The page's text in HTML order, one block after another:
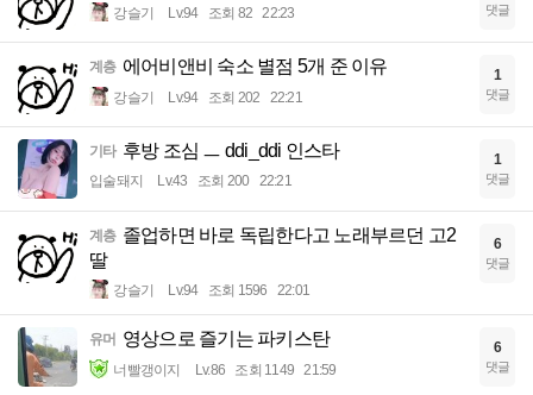
강슬기 Lv.94 조회 82 22:23 댓글
계층 에어비앤비 숙소 별점 5개 준 이유
강슬기 Lv.94 조회 202 22:21
1
댓글
기타 후방 조심 ㅡ ddi_ddi 인스타
입술돼지 Lv.43 조회 200 22:21
1
댓글
계층 졸업하면 바로 독립한다고 노래부르던 고2
딸
강슬기 Lv.94 조회 1596 22:01
6
댓글
유머 영상으로 즐기는 파키스탄
너빨갱이지 Lv.86 조회 1149 21:59
6
댓글